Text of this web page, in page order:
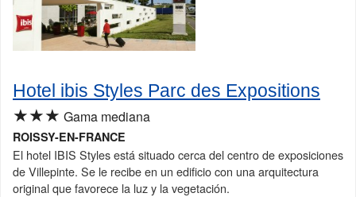
Hotel ibis Styles Parc des Expositions
★★★ Gama mediana
ROISSY-EN-FRANCE
El hotel IBIS Styles está situado cerca del centro de exposiciones
de Villepinte. Se le recibe en un edificio con una arquitectura
original que favorece la luz y la vegetación.